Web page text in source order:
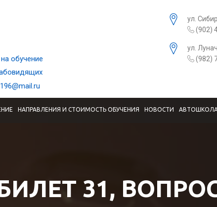
обучение
ул.
(902)
ул.
(982)
НАПРАВЛЕНИЯ И СТОИМОСТЬ ОБУЧЕНИЯ НОВОСТИ
31,